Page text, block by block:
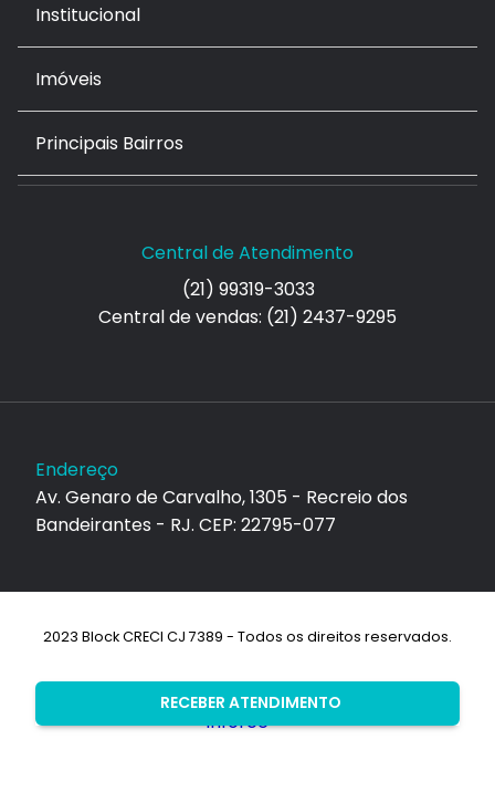
RECEBER ATENDIMENTO
Institucional
Imóveis
Principais Bairros
Central de Atendimento
(21) 99319-3033
Central de vendas: (21) 2437-9295
Endereço
Av. Genaro de Carvalho, 1305 - Recreio dos
Bandeirantes - RJ. CEP: 22795-077
2023 Block CRECI CJ 7389 - Todos os direitos reservados.